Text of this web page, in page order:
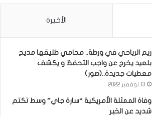
الأخيرة
ريم الرياحي في ورطة.. محامي طليقها مديح
بلعيد يخرج عن واجب التحفظ و يكشف
معطيات جديدة..(صور)
13 نوفمبر 2022
وفاة الممثلة الأمريكية “سارة جاي” وسط تكتم
شديد عن الخبر